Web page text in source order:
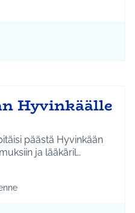
Jokela
mukaan: Ympäristö
Hyvinkäälle
päästä Hyvinkään
ja lääkäril…
Koko Tuusula
teeman mukaan: Infra ja liikenne